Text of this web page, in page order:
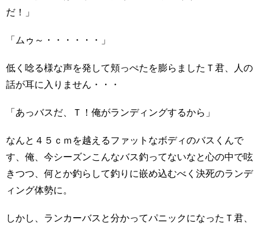
だ！」
「ムゥ～・・・・・・」
低く唸る様な声を発して頬っぺたを膨らましたＴ君、人の
話が耳に入りません・・・
「あっバスだ、Ｔ！俺がランディングするから」
なんと４５ｃｍを越えるファットなボディのバスくんで
す、俺、今シーズンこんなバス釣ってないなと心の中で呟
きつつ、何とか釣らして釣りに嵌め込むべく決死のランデ
ィング体勢に。
しかし、ランカーバスと分かってパニックになったＴ君、